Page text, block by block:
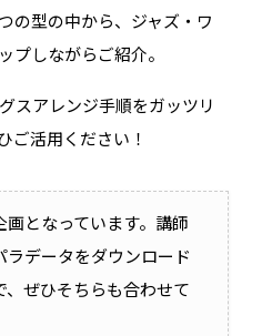
の型の中から、ジャズ・ワ
プしながらご紹介。
スアレンジ手順をガッツリ
ご活用ください！
となっています。講師
データをダウンロード
ぜひそちらも合わせて